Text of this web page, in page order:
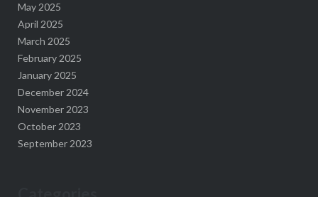
May 2025
April 2025
March 2025
February 2025
January 2025
December 2024
November 2023
October 2023
September 2023